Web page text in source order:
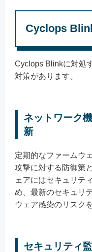
Cyclops
Cyclops Blinkに対処
対策があります。
ネットワーク
新
定期的なファームウ
攻撃に対する防御策
ェアにはセキュリテ
め、最新のセキュリ
ウェア感染のリスク
セキュリティ